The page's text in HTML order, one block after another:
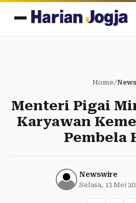
Home/News
Menteri Pigai
Karyawan
Pembela
Newswire
Selasa, 13 Mei